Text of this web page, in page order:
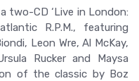
two-CD ‘Live in London:
R.P.M., featuring
Leon Wre, Al McKay,
Rucker and Maysa
of the classic by Boz